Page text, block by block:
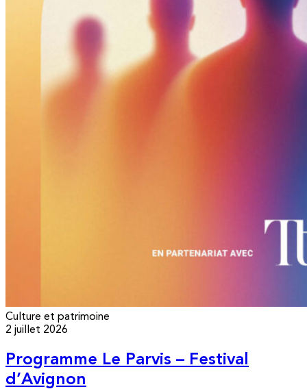
Culture et patrimoine
2 juillet 2026
Programme Le Parvis – Festival
d’Avignon